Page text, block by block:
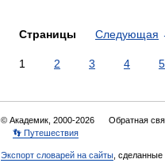
Страницы Следующая
1 2 3 4 5
© Академик, 2000-2026 Обратная
👣 Путешествия
Экспорт словарей на сайты , сделанные